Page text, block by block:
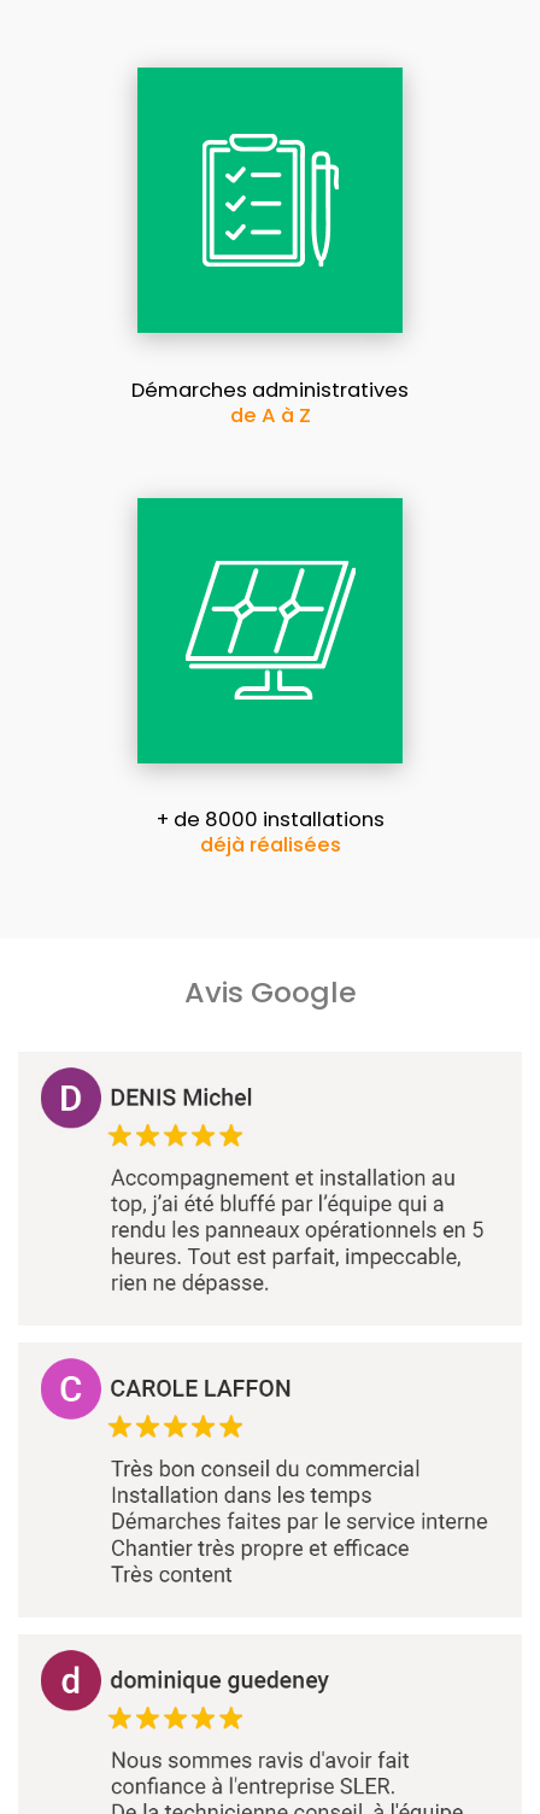
Démarches administratives
de A à Z
+ de 8000 installations
déjà réalisées
Avis Google